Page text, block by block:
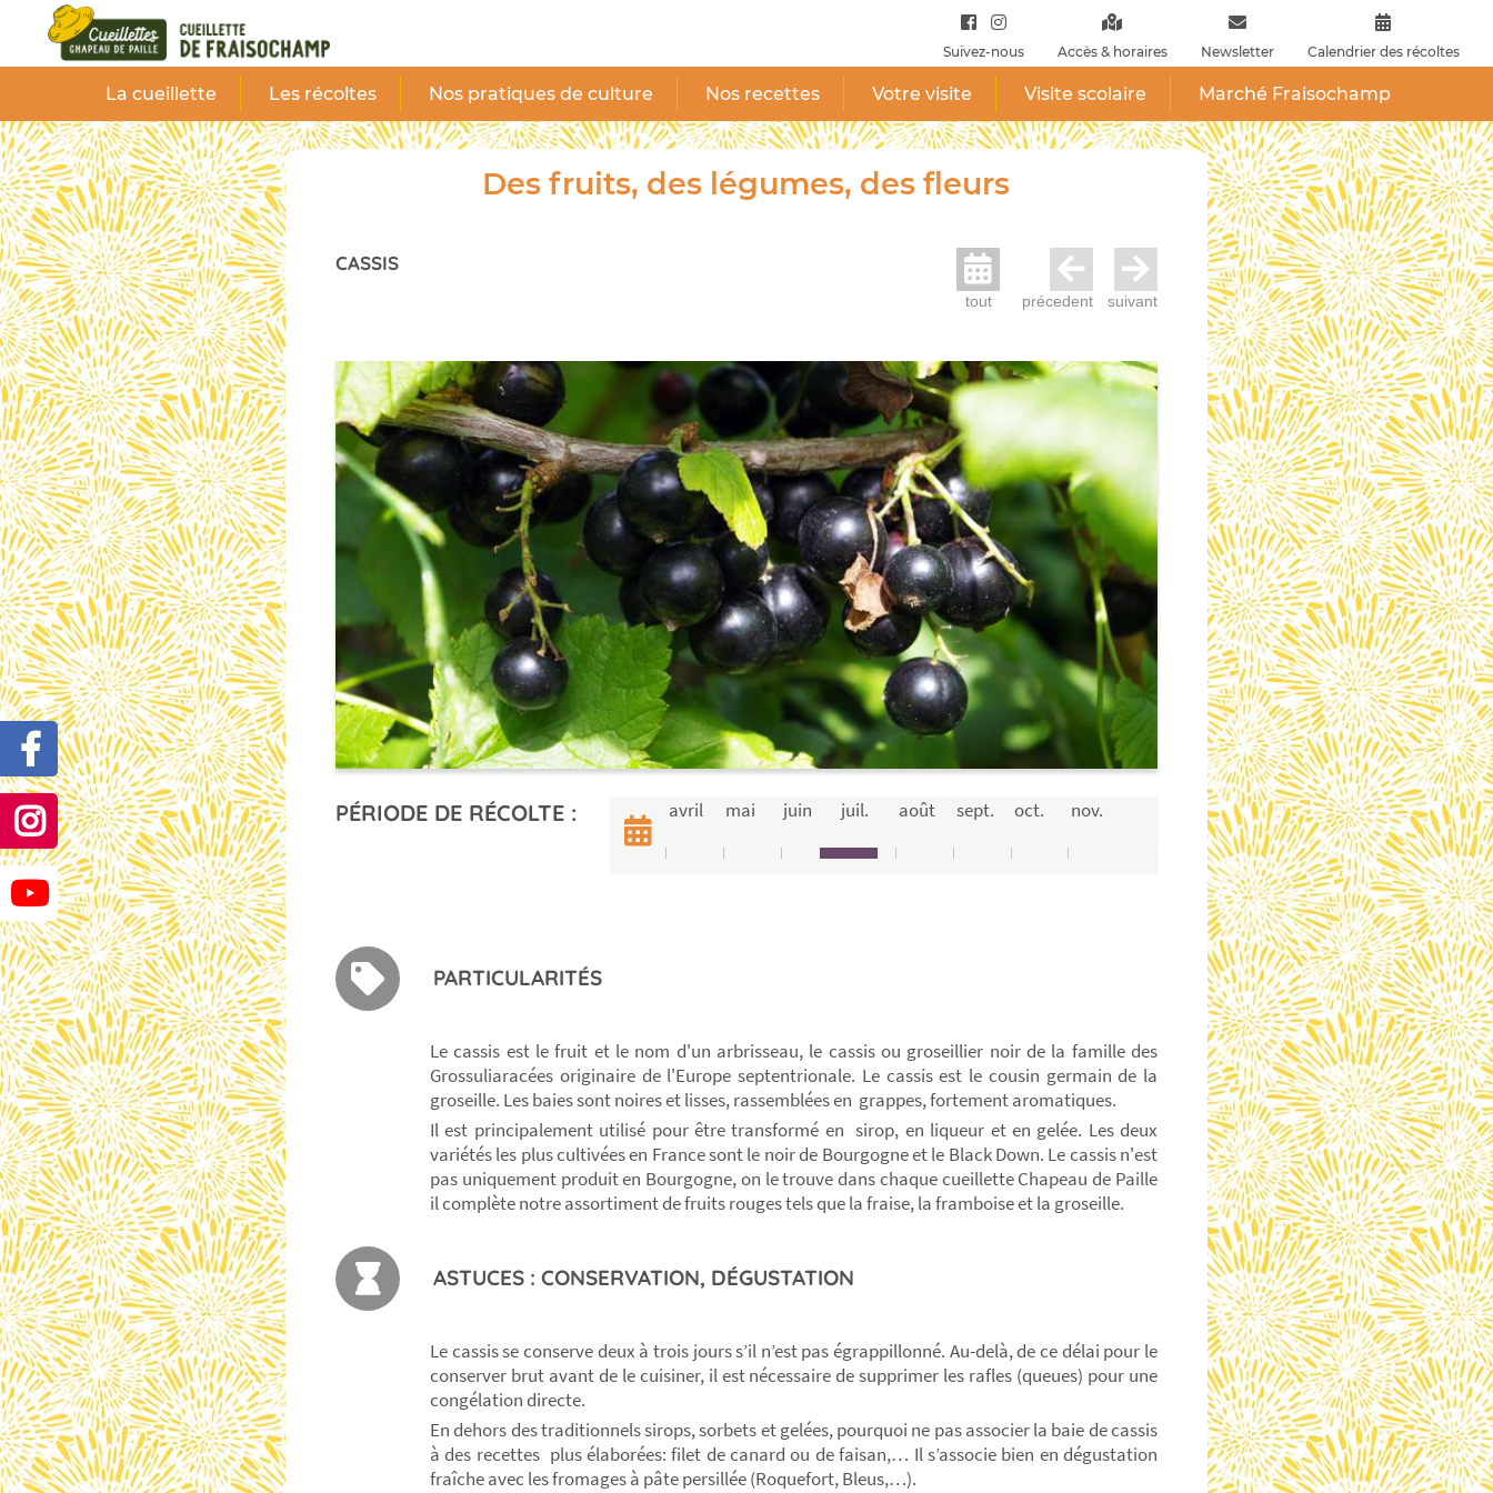
Suivez-nous Accès & horaires Newsletter Calendrier des récoltes
La cueillette Les récoltes Nos pratiques de culture Nos recettes Votre visite Visite scolaire Marché Fraisochamp
Des fruits, des légumes, des fleurs
CASSIS
tout précedent suivant
PÉRIODE DE RÉCOLTE : avril mai juin juil. août sept. oct. nov.
PARTICULARITÉS
Le cassis est le fruit et le nom d'un arbrisseau, le cassis ou groseillier noir de la famille des
Grossuliaracées originaire de l'Europe septentrionale. Le cassis est le cousin germain de la
groseille. Les baies sont noires et lisses, rassemblées en grappes, fortement aromatiques.
Il est principalement utilisé pour être transformé en sirop, en liqueur et en gelée. Les deux
variétés les plus cultivées en France sont le noir de Bourgogne et le Black Down. Le cassis n'est
pas uniquement produit en Bourgogne, on le trouve dans chaque cueillette Chapeau de Paille
il complète notre assortiment de fruits rouges tels que la fraise, la framboise et la groseille.
ASTUCES : CONSERVATION, DÉGUSTATION
Le cassis se conserve deux à trois jours s’il n’est pas égrappillonné. Au-delà, de ce délai pour le
conserver brut avant de le cuisiner, il est nécessaire de supprimer les rafles (queues) pour une
congélation directe.
En dehors des traditionnels sirops, sorbets et gelées, pourquoi ne pas associer la baie de cassis
à des recettes plus élaborées: filet de canard ou de faisan,… Il s’associe bien en dégustation
fraîche avec les fromages à pâte persillée (Roquefort, Bleus,…).
Panneau de gestion des cookies